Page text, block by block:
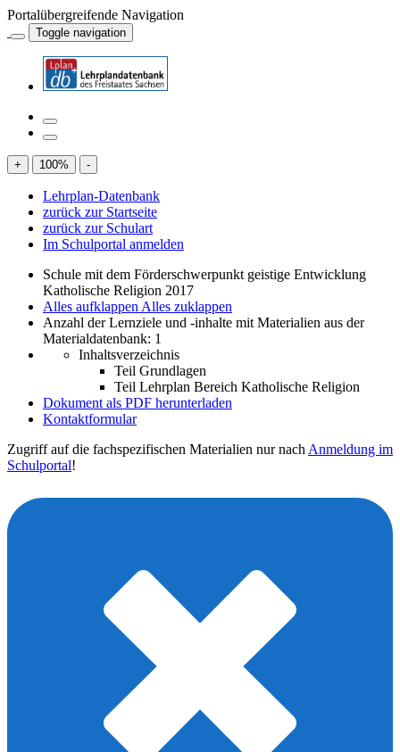
Portalübergreifende Navigation
Toggle navigation
+ 100% -
Lehrplan-Datenbank
zurück zur Startseite
zurück zur Schulart
Im Schulportal anmelden
Schule mit dem Förderschwerpunkt geistige Entwicklung
Katholische Religion 2017
Alles aufklappen Alles zuklappen
Anzahl der Lernziele und -inhalte mit Materialien aus der
Materialdatenbank: 1
Inhaltsverzeichnis
Teil Grundlagen
Teil Lehrplan Bereich Katholische Religion
Dokument als PDF herunterladen
Kontaktformular
Zugriff auf die fachspezifischen Materialien nur nach Anmeldung im
Schulportal!